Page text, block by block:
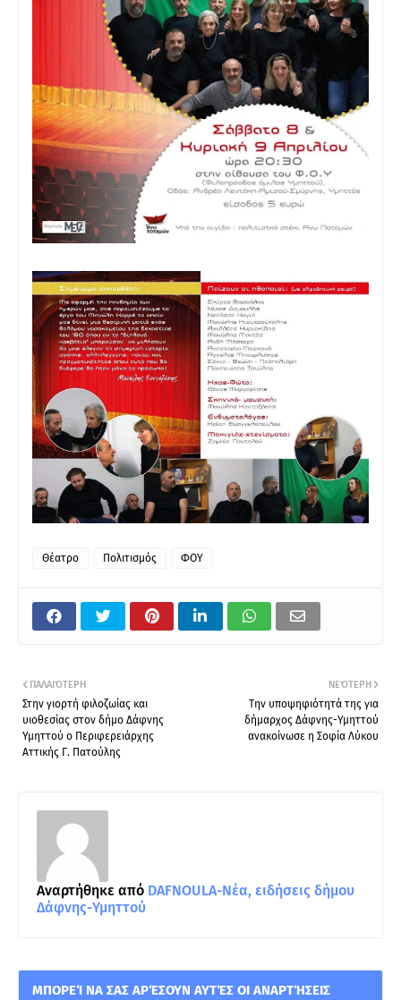
Θέατρο Πολιτισμός ΦΟΥ
ΝΕΌΤΕΡΗ
Την υποψηφιότητά της για
δήμαρχος Δάφνης-Υμηττού
ανακοίνωσε η Σοφία Λύκου
ΠΑΛΑΙΌΤΕΡΗ
Στην γιορτή φιλοζωίας και
υιοθεσίας στον δήμο Δάφνης
Υμηττού ο Περιφερειάρχης
Αττικής Γ. Πατούλης
Αναρτήθηκε από DAFNOULA-Νέα, ειδήσεις δήμου
Δάφνης-Υμηττού
ΜΠΟΡΕΊ ΝΑ ΣΑΣ ΑΡΈΣΟΥΝ ΑΥΤΈΣ ΟΙ ΑΝΑΡΤΉΣΕΙΣ